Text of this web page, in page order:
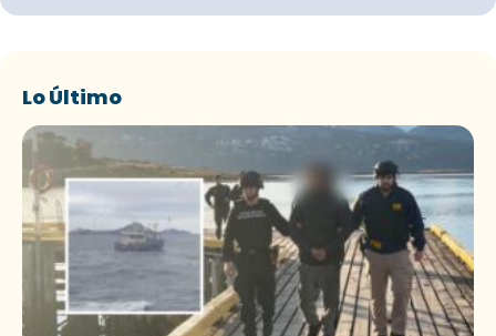
Lo Último